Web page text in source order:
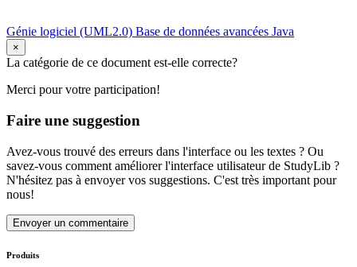
Génie logiciel (UML2.0) Base de données avancées Java
×
La catégorie de ce document est-elle correcte?
Merci pour votre participation!
Faire une suggestion
Avez-vous trouvé des erreurs dans l'interface ou les textes ? Ou
savez-vous comment améliorer l'interface utilisateur de StudyLib ?
N'hésitez pas à envoyer vos suggestions. C'est très important pour
nous!
Envoyer un commentaire
Produits